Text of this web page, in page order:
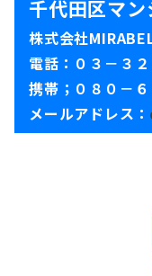
千代田区マ
株式会社
電話：０３－３
携帯；０８０－
メールアドレス：